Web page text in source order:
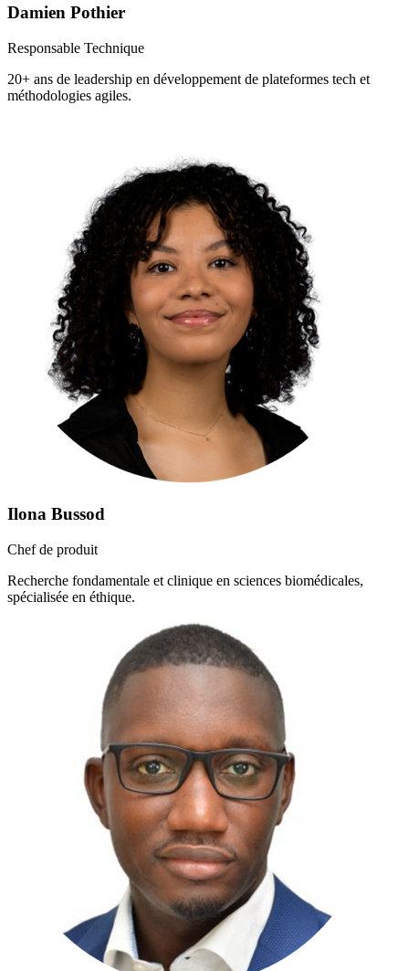
Damien Pothier
Responsable Technique
20+ ans de leadership en développement de plateformes tech et
méthodologies agiles.
Ilona Bussod
Chef de produit
Recherche fondamentale et clinique en sciences biomédicales,
spécialisée en éthique.